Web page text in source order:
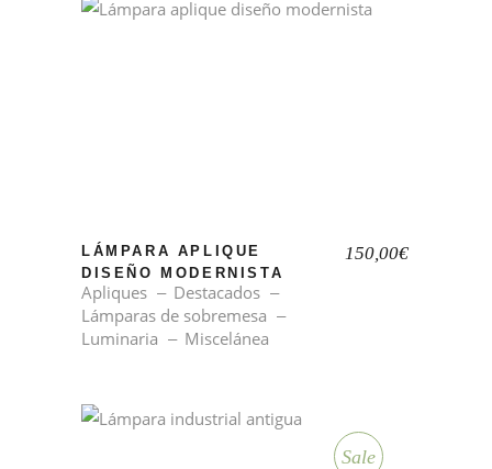
LÁMPARA APLIQUE
DISEÑO MODERNISTA
Apliques
Destacados
Lámparas de sobremesa
Luminaria
Miscelánea
150,00€
Sale